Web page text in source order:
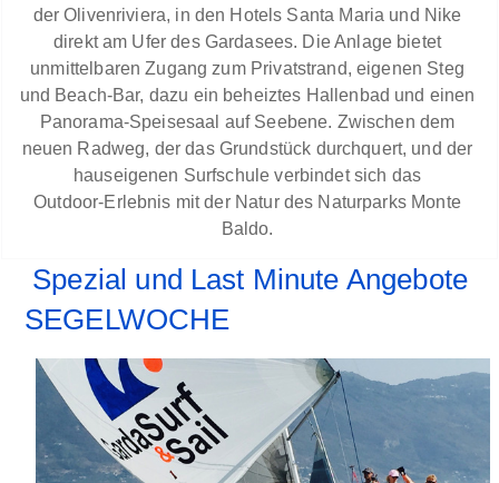
der Olivenriviera, in den Hotels Santa Maria und Nike
direkt am Ufer des Gardasees. Die Anlage bietet
unmittelbaren Zugang zum Privatstrand, eigenen Steg
und Beach‑Bar, dazu ein beheiztes Hallenbad und einen
Panorama‑Speisesaal auf Seebene. Zwischen dem
neuen Radweg, der das Grundstück durchquert, und der
hauseigenen Surfschule verbindet sich das
Outdoor‑Erlebnis mit der Natur des Naturparks Monte
Baldo.
Spezial und Last Minute Angebote
SEGELWOCHE